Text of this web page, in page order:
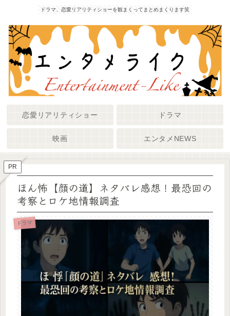
ドラマ、恋愛リアリティショーを観まくってまとめまくります笑
恋愛リアリティショー ドラマ
映画 エンタメNEWS
PR
ほん怖【顔の道】ネタバレ感想！最恐回の
考察とロケ地情報調査
ドラマ